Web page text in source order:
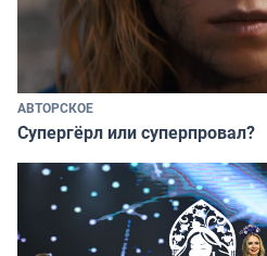
АВТОРСКОЕ
Супергёрл или суперпровал?